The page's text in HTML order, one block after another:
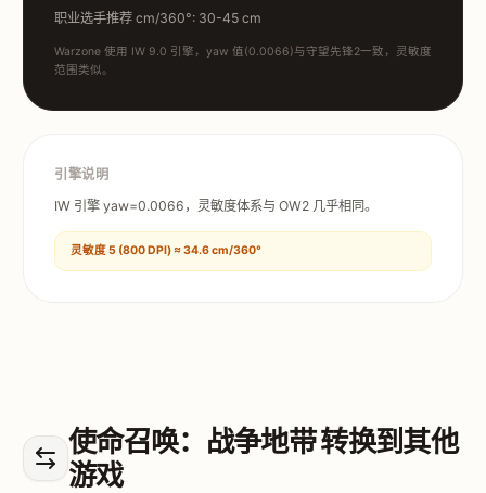
职业选手推荐 cm/360°: 30-45 cm
Warzone 使用 IW 9.0 引擎，yaw 值(0.0066)与守望先锋2一致，灵敏度
范围类似。
引擎说明
IW 引擎 yaw=0.0066，灵敏度体系与 OW2 几乎相同。
灵敏度 5 (800 DPI) ≈ 34.6 cm/360°
使命召唤：战争地带 转换到其他
游戏